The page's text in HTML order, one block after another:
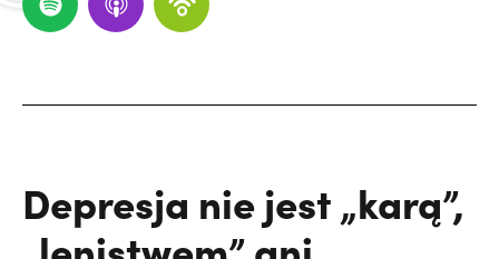
Depresja nie jest „karą”,